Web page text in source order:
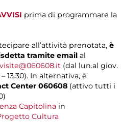
prima di programmare la
all’attività prenotata, è
tramite email al
(dal lun.al giov.
13.30). In alternativa, è
Center 060608 (attivo tutti i
Capitolina in
Cultura